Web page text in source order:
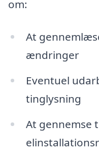
om:
At
ændringer
Eventuel
tinglysning
At gennemse